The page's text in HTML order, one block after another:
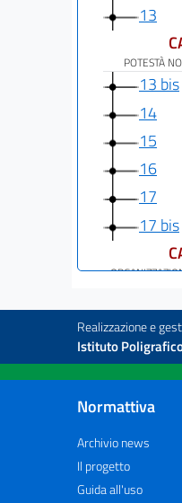
13
POTESTÀ
13 bis
14
15
16
17
17 bis
18
19
20
21
22
24
Realizzazione e
Istituto
Normattiva
Archivio news
Il progetto
Guida all'uso